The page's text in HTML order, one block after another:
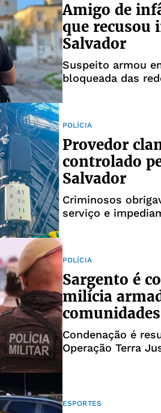
Amigo de
que recusou
Salvador
Suspeito armou
bloqueada das
POLÍCIA
Provedor
controlado
Salvador
Criminosos
serviço e
POLÍCIA
Sargento é
milícia
Condenação é
Operação Terra
ESPORTES